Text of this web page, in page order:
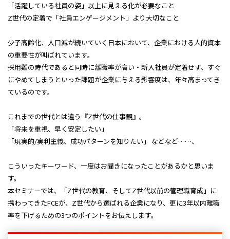
「活躍している社員の姿」以上に見える化が必要なこと
Z世代の定着で「社員エンゲージメント」より大切なこと
少子高齢化、人口減が続いていく日本において、企業における人的資本
の重要性が叫ばれています。
採用難の時代であると同時に離職率が高い・新入社員が定着せず、すぐ
にやめてしまうといった課題が企業に与える影響度は、年々高まってき
ているのです。
これまでの世代とは違う『Z世代の仕事観』。
「将来を重視、早く安定したい」
「現実的/実利主義、成功パターンを知りたい」 などなど……、
こういったキーワード、一度はお聞きになったことがあるかと思いま
す。
本セミナーでは、「Z世代の教育、そしてZ世代以前の管理職育成」に
携わってきたFCEが、Z世代から選ばれる企業になり、更に3年以内離職
率を下げるための3つのポイントをお伝えします。